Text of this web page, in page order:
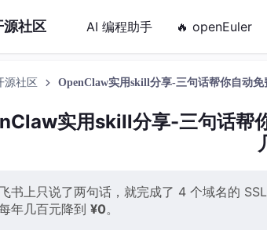
社区 AI 编程助手 🔥 openEuler
源社区 OpenClaw实用skill分享-三句话帮你自动
实用skill分享-三句话帮
书上只说了两句话，就完成了 4 个域名的
年几百元降到 ¥0。